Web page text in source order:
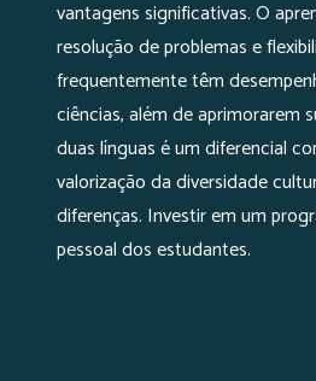
vantagens significativas. O
resolução de problemas e
frequentemente têm
ciências, além de aprimorarem
duas línguas é um diferencial
valorização da diversidade
diferenças. Investir em um
pessoal dos estudantes.